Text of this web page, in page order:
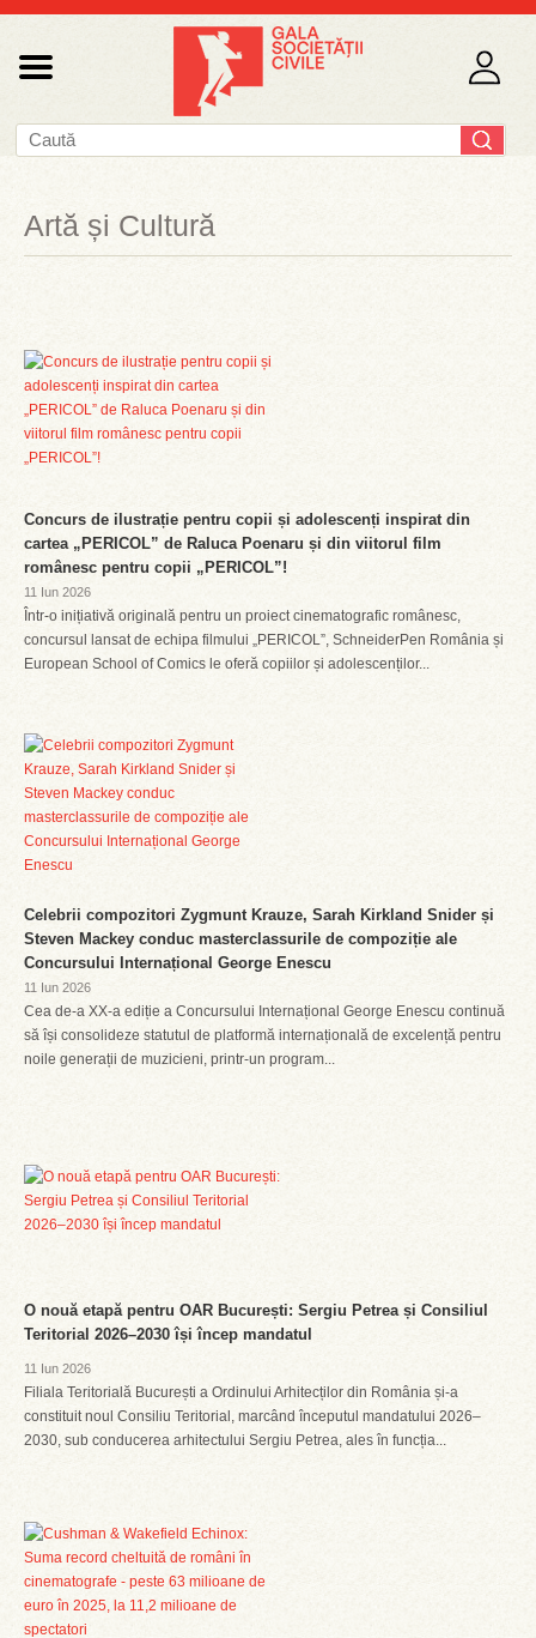
Artă și Cultură
Concurs de ilustrație pentru copii și adolescenți inspirat din
cartea „PERICOL” de Raluca Poenaru și din viitorul film
românesc pentru copii „PERICOL”!
11 Iun 2026
Într-o inițiativă originală pentru un proiect cinematografic românesc,
concursul lansat de echipa filmului „PERICOL”, SchneiderPen România și
European School of Comics le oferă copiilor și adolescenților...
Celebrii compozitori Zygmunt Krauze, Sarah Kirkland Snider și
Steven Mackey conduc masterclassurile de compoziție ale
Concursului Internațional George Enescu
11 Iun 2026
Cea de-a XX-a ediție a Concursului Internațional George Enescu continuă
să își consolideze statutul de platformă internațională de excelență pentru
noile generații de muzicieni, printr-un program...
O nouă etapă pentru OAR București: Sergiu Petrea și Consiliul
Teritorial 2026–2030 își încep mandatul
11 Iun 2026
Filiala Teritorială București a Ordinului Arhitecților din România și-a
constituit noul Consiliu Teritorial, marcând începutul mandatului 2026–
2030, sub conducerea arhitectului Sergiu Petrea, ales în funcția...